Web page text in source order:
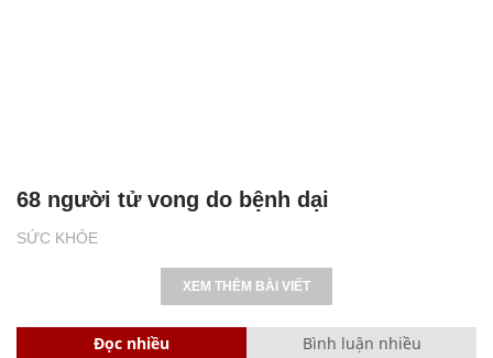
SỨC KHỎE
68 người tử vong do bệnh dại
XEM THÊM BÀI VIẾT
Đọc nhiều Bình luận nhiều